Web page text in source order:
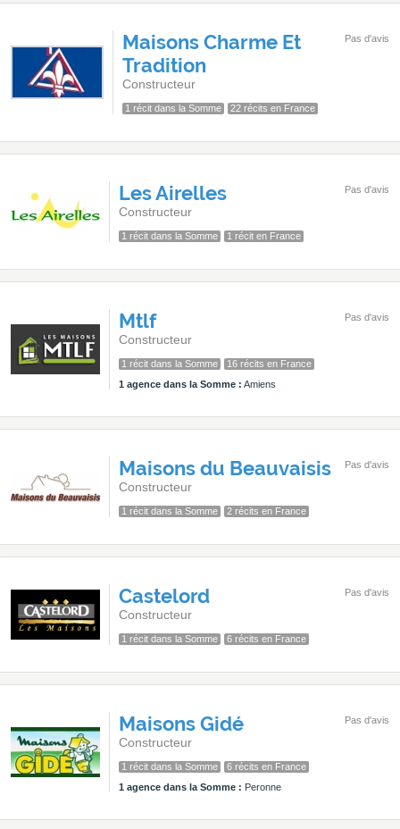
Maisons Charme Et
Tradition
Constructeur
1 récit dans la Somme 22 récits en France
Pas d'avis
Les Airelles
Constructeur
1 récit dans la Somme 1 récit en France
Pas d'avis
Mtlf
Constructeur
1 récit dans la Somme
16 récits en France
1 agence dans la Somme : Amiens
Pas d'avis
Maisons du Beauvaisis
Constructeur
1 récit dans la Somme 2 récits en France
Pas d'avis
Castelord
Constructeur
1 récit dans la Somme 6 récits en France
Pas d'avis
Maisons Gidé
Constructeur
1 récit dans la Somme
6 récits en France
1 agence dans la Somme : Peronne
Pas d'avis